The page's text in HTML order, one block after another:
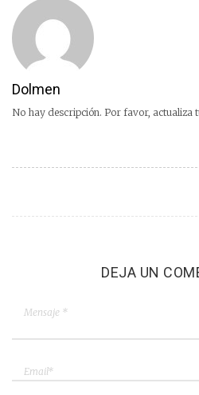
Dolmen
No hay descripción. Por favor, actualiza
DEJA UN